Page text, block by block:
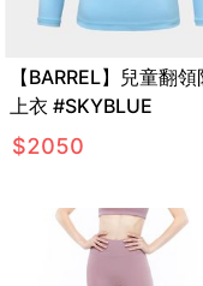
【BARREL】兒童翻
上衣 #SKYBLUE
$2050